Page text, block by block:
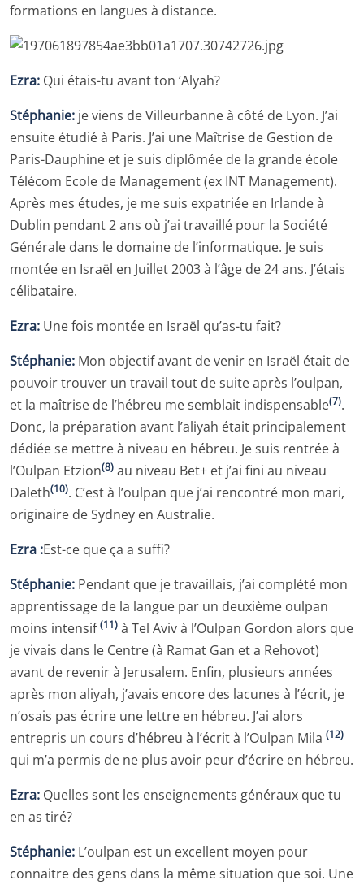
formations en langues à distance.
Ezra: Qui étais-tu avant ton ‘Alyah?
Stéphanie: je viens de Villeurbanne à côté de Lyon. J’ai
ensuite étudié à Paris. J’ai une Maîtrise de Gestion de
Paris-Dauphine et je suis diplômée de la grande école
Télécom Ecole de Management (ex INT Management).
Après mes études, je me suis expatriée en Irlande à
Dublin pendant 2 ans où j’ai travaillé pour la Société
Générale dans le domaine de l’informatique. Je suis
montée en Israël en Juillet 2003 à l’âge de 24 ans. J’étais
célibataire.
Ezra: Une fois montée en Israël qu’as-tu fait?
Stéphanie: Mon objectif avant de venir en Israël était de
pouvoir trouver un travail tout de suite après l’oulpan,
et la maîtrise de l’hébreu me semblait indispensable(7).
Donc, la préparation avant l’aliyah était principalement
dédiée se mettre à niveau en hébreu. Je suis rentrée à
l’Oulpan Etzion(8) au niveau Bet+ et j’ai fini au niveau
Daleth(10). C’est à l’oulpan que j’ai rencontré mon mari,
originaire de Sydney en Australie.
Ezra :Est-ce que ça a suffi?
Stéphanie: Pendant que je travaillais, j’ai complété mon
apprentissage de la langue par un deuxième oulpan
moins intensif(11) à Tel Aviv à l’Oulpan Gordon alors que
je vivais dans le Centre (à Ramat Gan et a Rehovot)
avant de revenir à Jerusalem. Enfin, plusieurs années
après mon aliyah, j’avais encore des lacunes à l’écrit, je
n’osais pas écrire une lettre en hébreu. J’ai alors
entrepris un cours d’hébreu à l’écrit à l’Oulpan Mila (12)
qui m’a permis de ne plus avoir peur d’écrire en hébreu.
Ezra: Quelles sont les enseignements généraux que tu
en as tiré?
Stéphanie: L’oulpan est un excellent moyen pour
connaitre des gens dans la même situation que soi. Une